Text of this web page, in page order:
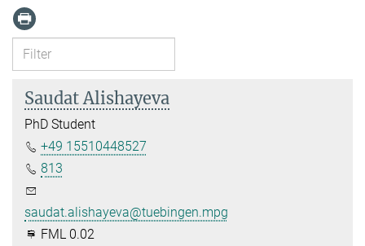
Saudat Alishayeva
PhD Student
+49 15510448527
813
saudat.alishayeva@tuebingen.mpg.de
FML 0.02